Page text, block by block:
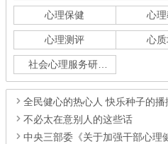
心理保健 心
心理测评 心
全民健心的热心人 快乐种子的播
不必太在意别人的这些话
中央三部委《关于加强干部心理健康